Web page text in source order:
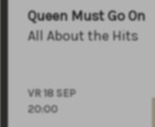
Queen Must Go On
All About the Hits
VR 18 SEP
20:00
+31 (0)591 - 850 856
info@atlastheater.nl